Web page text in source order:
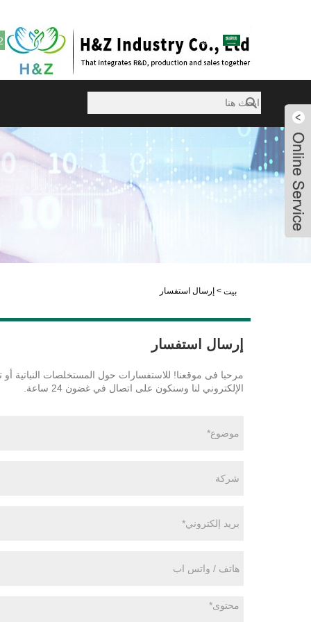
العربية sales@huazanchemical.com
بيت > إرسال استفسار
إرسال استفسار
مرحبا فى موقعنا! للاستفسارات حول المستخلصات النباتية أو
الإلكتروني لنا وسنكون على اتصال في غضون 24 ساعة.
Violet
LiveChat